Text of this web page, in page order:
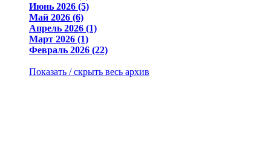
Июнь 2026 (5)
Май 2026 (6)
Апрель 2026 (1)
Март 2026 (1)
Февраль 2026 (22)
Показать / скрыть весь архив